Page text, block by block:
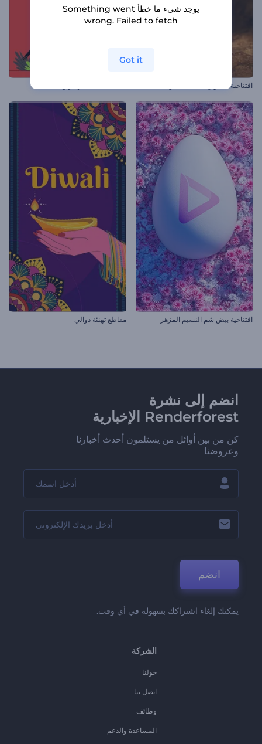
افتتاحية فيديو رمضان السماوية
افتتاحية بيض شم النسيم المزهر مقاطع تهنئة دوالي
انضم إلى نشرة
Renderforest الإخبارية
كن من بين أوائل من يستلمون أحدث أخبارنا
وعروضنا
انضم
يمكنك إلغاء اشتراكك بسهولة في أي وقت.
الشركة
حولنا
اتصل بنا
وظائف
المساعدة والدعم
يوجد شيء ما خطأ Something went
wrong. Failed to fetch
Got it